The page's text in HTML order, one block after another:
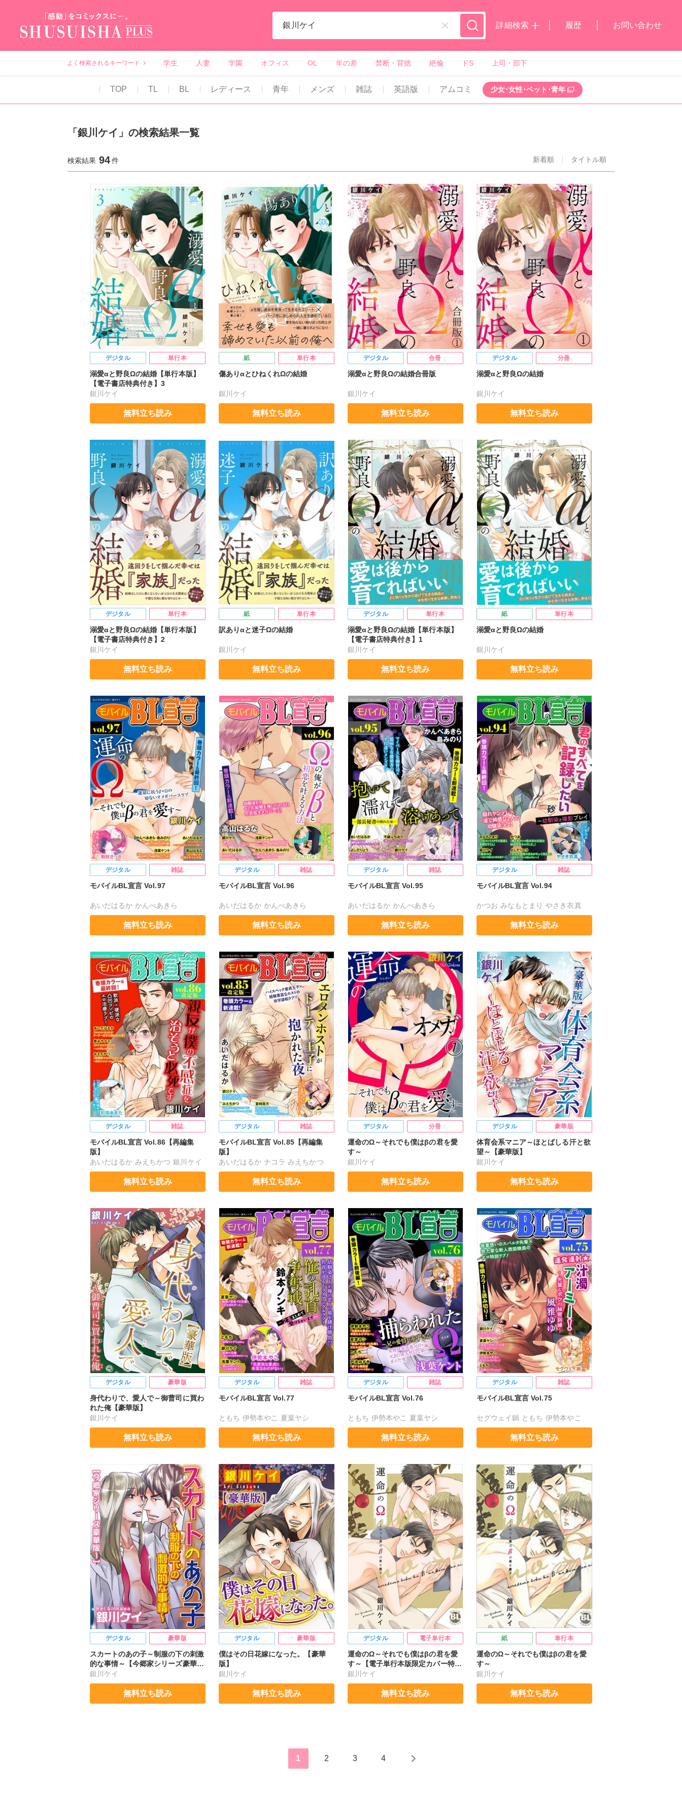
詳細検索
履歴 お問い合わせ
よく検索されるキーワード 学生 人妻 学園 オフィス OL 年の差 禁断・背徳 絶倫 ドS 上司・部下
TOP TL BL レディース 青年 メンズ 雑誌 英語版 アムコミ 少女･女性･ペット･青年
「銀川ケイ」の検索結果一覧
検索結果 94 件 新着順 タイトル順
デジタル 単行本
溺愛αと野良Ωの結婚【単行本版】
【電子書店特典付き】3
銀川ケイ
無料立ち読み
紙 単行本
傷ありαとひねくれΩの結婚
銀川ケイ
無料立ち読み
デジタル 合冊
溺愛αと野良Ωの結婚合冊版
銀川ケイ
無料立ち読み
デジタル 分冊
溺愛αと野良Ωの結婚
銀川ケイ
無料立ち読み
デジタル 単行本
溺愛αと野良Ωの結婚【単行本版】
【電子書店特典付き】2
銀川ケイ
無料立ち読み
紙 単行本
訳ありαと迷子Ωの結婚
銀川ケイ
無料立ち読み
デジタル 単行本
溺愛αと野良Ωの結婚【単行本版】
【電子書店特典付き】1
銀川ケイ
無料立ち読み
紙 単行本
溺愛αと野良Ωの結婚
銀川ケイ
無料立ち読み
デジタル 雑誌
モバイルBL宣言 Vol.97
あいだはるか かんべあきら
銀川ケイ
高山はるな 浅葉ケント
島みのり
粕秋さっさ
無料立ち読み
デジタル 雑誌
モバイルBL宣言 Vol.96
あいだはるか かんべあきら
よしだりょう
銀川ケイ
浅葉ケント 島みのり
無料立ち読み
デジタル 雑誌
モバイルBL宣言 Vol.95
あいだはるか かんべあきら
みなもとまり
よしだりょう
銀川ケイ
島みのり 不破ふぢお
無料立ち読み
デジタル 雑誌
モバイルBL宣言 Vol.94
かつお みなもとまり やさき衣真
よしだりょう
銀川ケイ
無料立ち読み
デジタル 雑誌
モバイルBL宣言 Vol.86【再編集
版】
あいだはるか みえちかつ 銀川ケイ
彩田あまた
無料立ち読み
デジタル 雑誌
モバイルBL宣言 Vol.85【再編集
版】
あいだはるか ナコラ みえちかつ
銀川ケイ
無料立ち読み
デジタル 分冊
運命のΩ～それでも僕はβの君を愛
す～
銀川ケイ
無料立ち読み
デジタル 豪華版
体育会系マニア～ほとばしる汗と欲
望～【豪華版】
銀川ケイ
無料立ち読み
デジタル 豪華版
身代わりで、愛人で～御曹司に買わ
れた俺【豪華版】
銀川ケイ
無料立ち読み
デジタル 雑誌
モバイルBL宣言 Vol.77
ともち 伊勢本やこ
夏葉ヤシ
銀川ケイ
無料立ち読み
デジタル 雑誌
モバイルBL宣言 Vol.76
ともち 伊勢本やこ
夏葉ヤシ
銀川ケイ
無料立ち読み
デジタル 雑誌
モバイルBL宣言 Vol.75
セグウェイ鍋 ともち 伊勢本やこ
夏葉ヤシ
無料立ち読み
デジタル 豪華版
スカートのあの子～制服の下の刺激
的な事情～【今郷家シリーズ豪華
版】
銀川ケイ
無料立ち読み
デジタル 豪華版
僕はその日花嫁になった。【豪華
版】
銀川ケイ
無料立ち読み
デジタル 電子単行本
運命のΩ～それでも僕はβの君を愛
す～【電子単行本版限定カバー特典
付】
銀川ケイ
無料立ち読み
紙 単行本
運命のΩ～それでも僕はβの君を愛
す～
銀川ケイ
無料立ち読み
1 2 3 4